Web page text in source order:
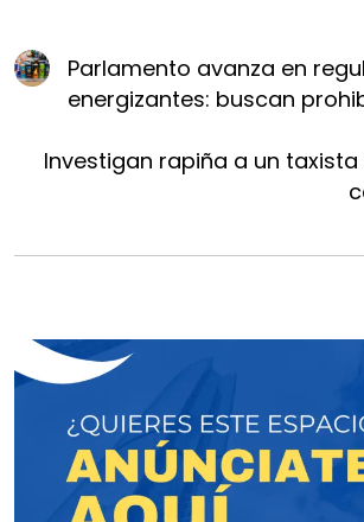
Parlamento avanza en
energizantes: buscan
Investigan rapiña a un taxista